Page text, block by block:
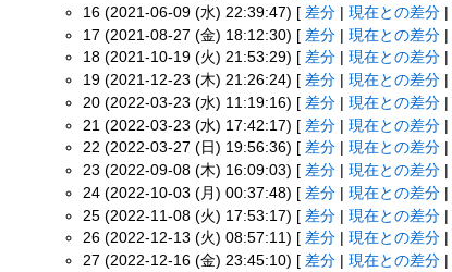
16 (2021-06-09 (水) 22:39:47) [ 差分| 現在との差分|
17 (2021-08-27 (金) 18:12:30) [ 差分| 現在との差分|
18 (2021-10-19 (火) 21:53:29) [ 差分| 現在との差分|
19 (2021-12-23 (木) 21:26:24) [ 差分| 現在との差分|
20 (2022-03-23 (水) 11:19:16) [ 差分| 現在との差分|
21 (2022-03-23 (水) 17:42:17) [ 差分| 現在との差分|
22 (2022-03-27 (日) 19:56:36) [ 差分| 現在との差分|
23 (2022-09-08 (木) 16:09:03) [ 差分| 現在との差分|
24 (2022-10-03 (月) 00:37:48) [ 差分| 現在との差分|
25 (2022-11-08 (火) 17:53:17) [ 差分| 現在との差分|
26 (2022-12-13 (火) 08:57:11) [ 差分| 現在との差分|
27 (2022-12-16 (金) 23:45:10) [ 差分| 現在との差分|